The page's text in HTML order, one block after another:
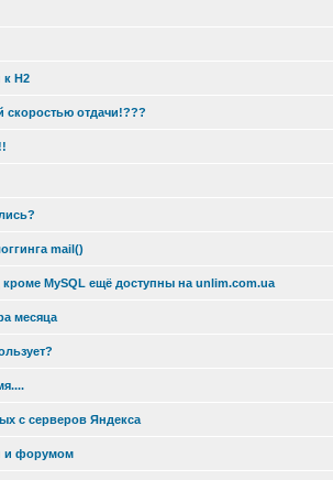
к H2
скоростью отдачи!???
mail()
MySQL ещё доступны на unlim.com.ua
месяца
с серверов Яндекса
и форумом